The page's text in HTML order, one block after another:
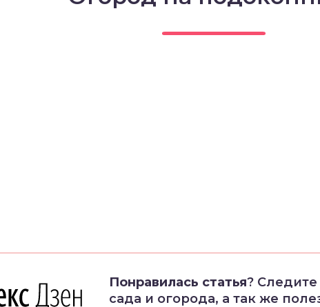
Понравилась статья?
сада и огорода, а так же